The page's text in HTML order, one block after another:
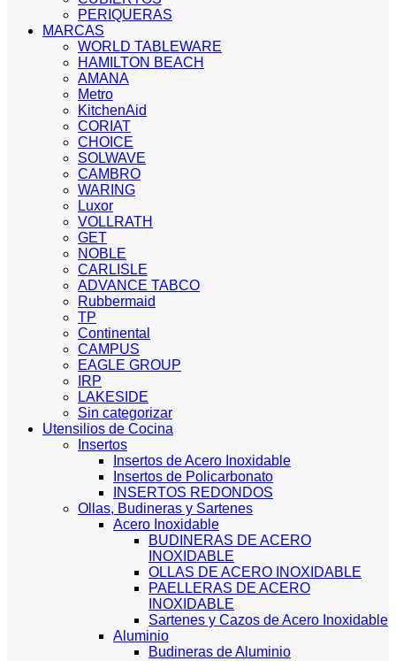
PERIQUERAS
MARCAS
WORLD TABLEWARE
HAMILTON BEACH
AMANA
Metro
KitchenAid
CORIAT
CHOICE
SOLWAVE
CAMBRO
WARING
Luxor
VOLLRATH
GET
NOBLE
CARLISLE
ADVANCE TABCO
Rubbermaid
TP
Continental
CAMPUS
EAGLE GROUP
IRP
LAKESIDE
Sin categorizar
Utensilios de Cocina
Insertos
Insertos de Acero Inoxidable
Insertos de Policarbonato
INSERTOS REDONDOS
Ollas, Budineras y Sartenes
Acero Inoxidable
BUDINERAS DE ACERO
INOXIDABLE
OLLAS DE ACERO INOXIDABLE
PAELLERAS DE ACERO
INOXIDABLE
Sartenes y Cazos de Acero Inoxidable
Aluminio
Budineras de Aluminio